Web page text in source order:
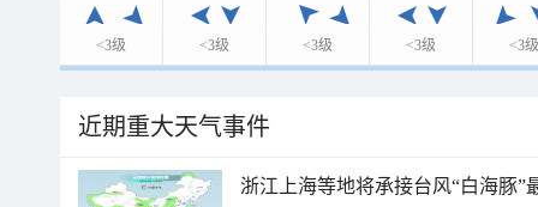
<3级 <3级 <3级 <3级 <3级
近期重大天气事件
浙江上海等地将承接台风“白海豚”